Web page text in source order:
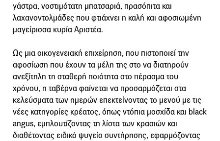
γάστρα, νοστιμότατη μπατσαριά, πρασόπιτα και
λαχανοντολμάδες που φτιάχνει η καλή και αφοσιωμένη
μαγείρισσα κυρία Αριστέα.
Ως μια οικογενειακή επιχείρηση, που πιστοποιεί την
αφοσίωση που έχουν τα μέλη της στο να διατηρούν
ανεξίτηλη τη σταθερή ποιότητα στο πέρασμα του
χρόνου, η ταβέρνα φαίνεται να προσαρμόζεται στα
κελεύσματα των ημερών επεκτείνοντας το μενού με τις
νέες κατηγορίες κρέατος, όπως ντόπια μοσχίδα και black
angus, εμπλουτίζοντας τη λίστα των κρασιών και
διαθέτοντας ειδικό ψυγείο συντήρησης, εφαρμόζοντας